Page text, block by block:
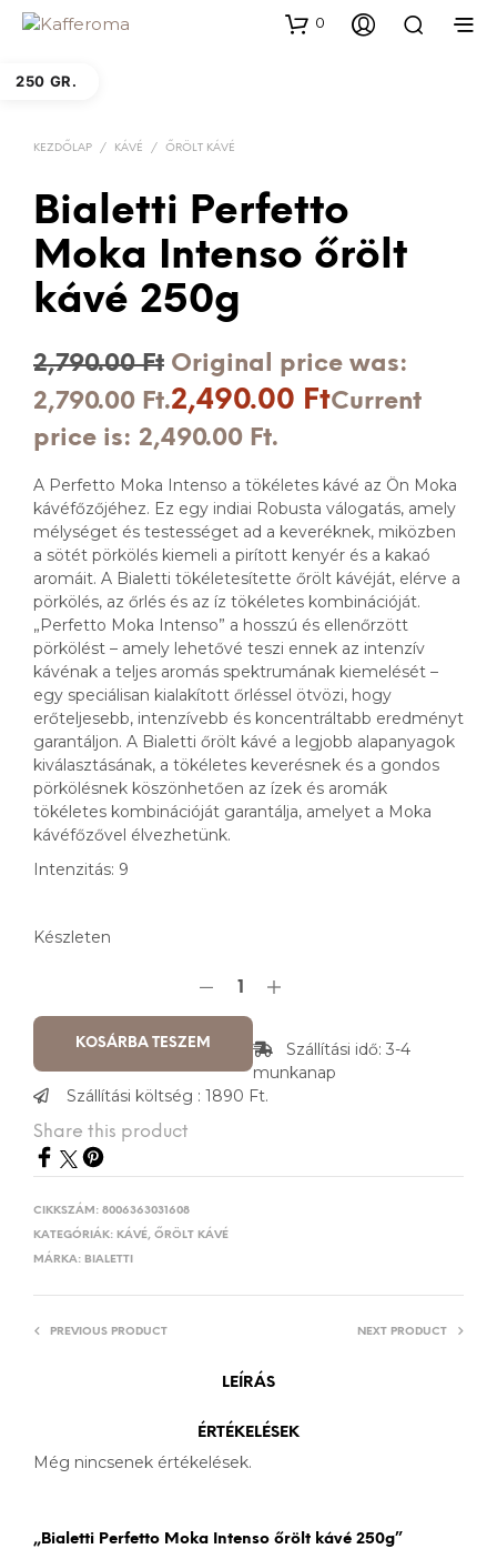
0
250 GR.
KEZDŐLAP / KÁVÉ / ŐRÖLT KÁVÉ
Bialetti Perfetto
Moka Intenso őrölt
kávé 250g
2,790.00Ft Original price was:
2,790.00 Ft.2,490.00 FtCurrent
price is: 2,490.00 Ft.
A Perfetto Moka Intenso a tökéletes kávé az Ön Moka
kávéfőzőjéhez. Ez egy indiai Robusta válogatás, amely
mélységet és testességet ad a keveréknek, miközben
a sötét pörkölés kiemeli a pirított kenyér és a kakaó
aromáit. A Bialetti tökéletesítette őrölt kávéját, elérve a
pörkölés, az őrlés és az íz tökéletes kombinációját.
„Perfetto Moka Intenso” a hosszú és ellenőrzött
pörkölést – amely lehetővé teszi ennek az intenzív
kávénak a teljes aromás spektrumának kiemelését –
egy speciálisan kialakított őrléssel ötvözi, hogy
erőteljesebb, intenzívebb és koncentráltabb eredményt
garantáljon. A Bialetti őrölt kávé a legjobb alapanyagok
kiválasztásának, a tökéletes keverésnek és a gondos
pörkölésnek köszönhetően az ízek és aromák
tökéletes kombinációját garantálja, amelyet a Moka
kávéfőzővel élvezhetünk.
Intenzitás: 9
Készleten
KOSÁRBA TESZEM
Szállítási idő: 3-4
munkanap
Szállítási költség : 1890 Ft.
Share this product
CIKKSZÁM: 8006363031608
KATEGÓRIÁK: KÁVÉ, ŐRÖLT KÁVÉ
MÁRKA: BIALETTI
PREVIOUS PRODUCT NEXT PRODUCT
LEÍRÁS
ÉRTÉKELÉSEK
Még nincsenek értékelések.
„Bialetti Perfetto Moka Intenso őrölt kávé 250g”